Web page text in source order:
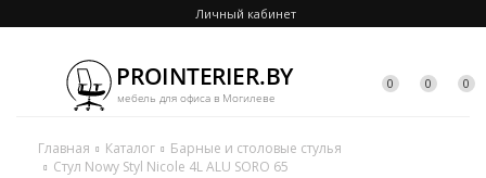
Личный кабинет
0 0 0
Главная Каталог
Барные и столовые стулья
Стул Nowy Styl Nicole 4L ALU SORO 65